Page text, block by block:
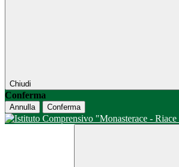
Chiudi
Conferma
Annulla Conferma